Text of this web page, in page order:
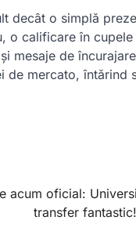
decât o simplă
o calificare în
mesaje de
mercato, întărind
acum oficial:
transfer